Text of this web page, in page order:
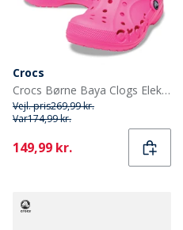
Crocs
Crocs Børne Baya Clogs Elektrisk Pink
Vejl. pris269,99 kr.
Var174,99 kr.
Current
149,99 kr.